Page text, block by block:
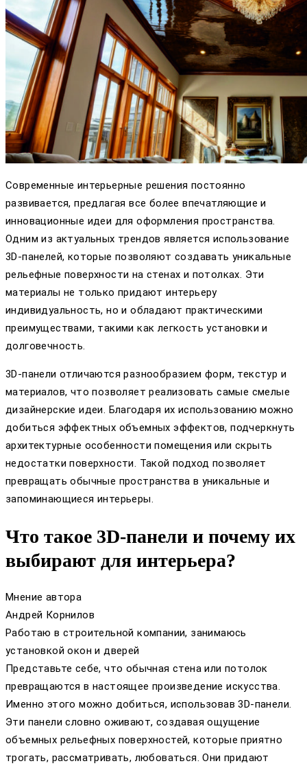
Современные интерьерные решения постоянно
развивается, предлагая все более впечатляющие и
инновационные идеи для оформления пространства.
Одним из актуальных трендов является использование
3D-панелей, которые позволяют создавать уникальные
рельефные поверхности на стенах и потолках. Эти
материалы не только придают интерьеру
индивидуальность, но и обладают практическими
преимуществами, такими как легкость установки и
долговечность.
3D-панели отличаются разнообразием форм, текстур и
материалов, что позволяет реализовать самые смелые
дизайнерские идеи. Благодаря их использованию можно
добиться эффектных объемных эффектов, подчеркнуть
архитектурные особенности помещения или скрыть
недостатки поверхности. Такой подход позволяет
превращать обычные пространства в уникальные и
запоминающиеся интерьеры.
Что такое 3D-панели и почему их
выбирают для интерьера?
Мнение автора
Андрей Корнилов
Работаю в строительной компании, занимаюсь
установкой окон и дверей
Представьте себе, что обычная стена или потолок
превращаются в настоящее произведение искусства.
Именно этого можно добиться, использовав 3D-панели.
Эти панели словно оживают, создавая ощущение
объемных рельефных поверхностей, которые приятно
трогать, рассматривать, любоваться. Они придают